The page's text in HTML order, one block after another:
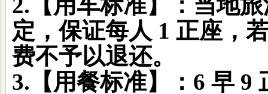
定，保证每人 1 正座，
费不予以退还。
3.【用餐标准】：6 早 9